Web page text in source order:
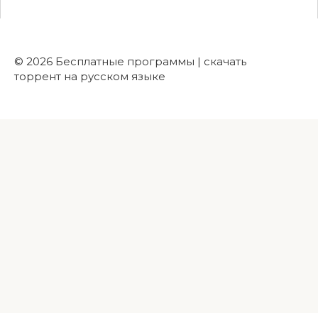
© 2026 Бесплатные программы | скачать
торрент на русском языке